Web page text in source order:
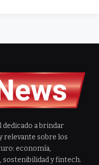
dedicado a brindar
relevante sobre los
economía,
y fintech.